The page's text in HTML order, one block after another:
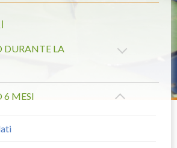
DURANTE LA
6 MESI